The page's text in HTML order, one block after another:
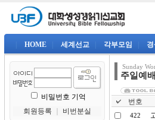
HOME 세계선교 각부모임
비밀번호 기억
회원등록
비번분실
Sunday
주일예
번호
422